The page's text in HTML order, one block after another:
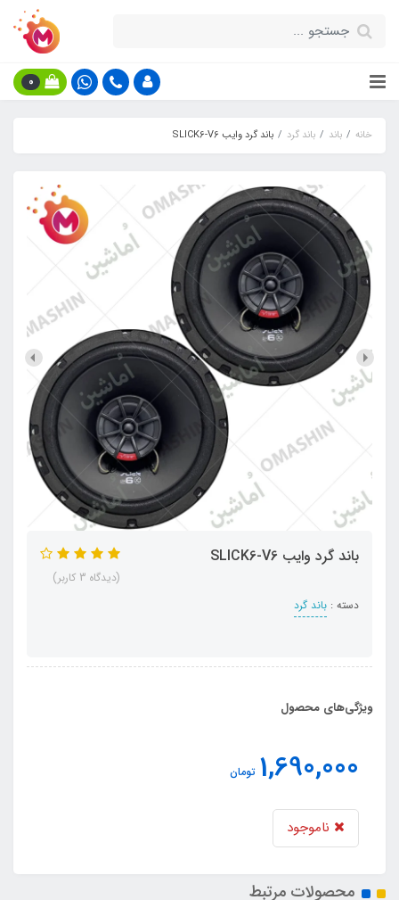
0
خانه باند باند گرد باند گرد وایب SLICK6-V6
باند گرد وایب SLICK6-V6
دسته : باند گرد
(دیدگاه 3 کاربر)
ویژگی‌های محصول
1,690,000 تومان
ناموجود
محصولات مرتبط